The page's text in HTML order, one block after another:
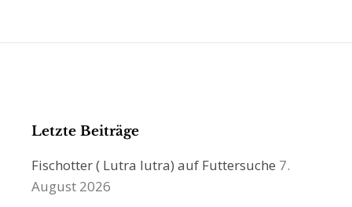
Letzte Beiträge
Fischotter ( Lutra lutra) auf Futtersuche 7.
August 2026